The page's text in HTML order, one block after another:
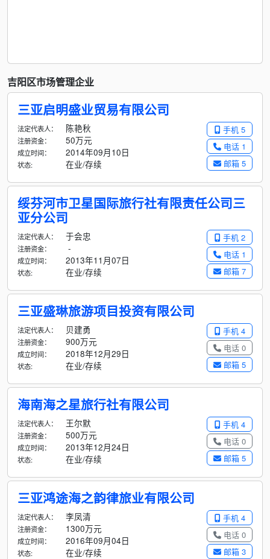
吉阳区市场管理企业
三亚启明盛业贸易有限公司
手机 5
电话 1
邮箱 5
法定代表人： 陈艳秋
注册资金： 50万元
成立时间： 2014年09月10日
状态: 在业/存续
绥芬河市卫星国际旅行社有限责任公司三
亚分公司
手机 2
电话 1
邮箱 7
法定代表人： 于会忠
注册资金： -
成立时间： 2013年11月07日
状态: 在业/存续
三亚盛琳旅游项目投资有限公司
手机 4
电话 0
邮箱 5
法定代表人： 贝建勇
注册资金： 900万元
成立时间： 2018年12月29日
状态: 在业/存续
海南海之星旅行社有限公司
手机 4
电话 0
邮箱 5
法定代表人： 王尔默
注册资金： 500万元
成立时间： 2013年12月24日
状态: 在业/存续
三亚鸿途海之韵律旅业有限公司
手机 4
电话 0
邮箱 3
法定代表人： 李凤清
注册资金： 1300万元
成立时间： 2016年09月04日
状态: 在业/存续